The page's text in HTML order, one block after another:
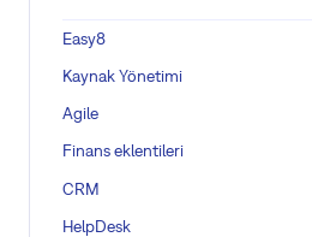
Easy8
Kaynak Yönetimi
Agile
Finans eklentileri
CRM
HelpDesk